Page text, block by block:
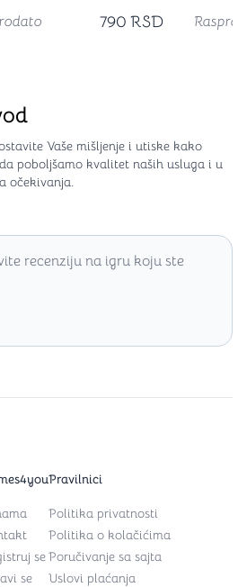
790 RSD
Vaše mišljenje i utiske kako
poboljšamo kvalitet naših usluga i u
očekivanja.
recenziju na igru koju ste
se
se
Pravilnici
Politika privatnosti
Politika o kolačićima
Poručivanje sa sajta
Uslovi plaćanja